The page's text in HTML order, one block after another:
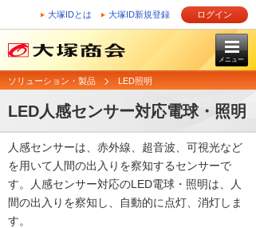
大塚IDとは 大塚ID新規登録 ログイン
メニュー
ソリューション・製品 LED照明
LED人感センサー対応電球・照明
人感センサーは、赤外線、超音波、可視光など
を用いて人間の出入りを察知するセンサーで
す。人感センサー対応のLED電球・照明は、人
間の出入りを察知し、自動的に点灯、消灯しま
す。